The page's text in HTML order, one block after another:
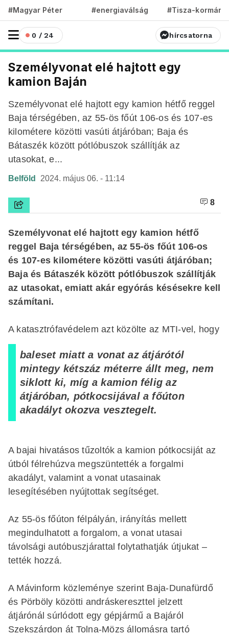
#Magyar Péter #energiaválság #Tisza-kormány
0 / 24 hírcsatorna
Személyvonat elé hajtott egy
kamion Baján
Személyvonat elé hajtott egy kamion hétfő reggel
Baja térségében, az 55-ös főút 106-os és 107-es
kilométere közötti vasúti átjáróban; Baja és
Bátaszék között pótlóbuszok szállítják az
utasokat, e...
Belföld 2024. május 06. - 11:14
8
Személyvonat elé hajtott egy kamion hétfő
reggel Baja térségében, az 55-ös főút 106-os
és 107-es kilométere közötti vasúti átjáróban;
Baja és Bátaszék között pótlóbuszok szállítják
az utasokat, emiatt akár egyórás késésekre kell
számítani.
A katasztrófavédelem azt közölte az MTI-vel, hogy
baleset miatt a vonat az átjárótól
mintegy kétszáz méterre állt meg, nem
siklott ki, míg a kamion félig az
átjáróban, pótkocsijával a főúton
akadályt okozva vesztegelt.
A bajai hivatásos tűzoltók a kamion pótkocsiját az
útból félrehúzva megszüntették a forgalmi
akadályt, valamint a vonat utasainak
lesegítésében nyújtottak segítséget.
Az 55-ös főúton félpályán, irányítás mellett
megindulhatott a forgalom, a vonat utasai
távolsági autóbuszjárattal folytathatják útjukat –
tették hozzá.
A Mávinform közleménye szerint Baja-Dunafürdő
és Pörböly közötti andráskereszttel jelzett
átjárónál súrlódott egy gépjármű a Bajáról
Szekszárdon át Tolna-Mözs állomásra tartó